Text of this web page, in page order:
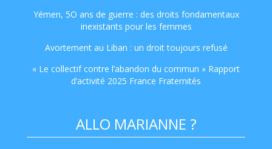
Yémen, 5O ans de guerre : des droits fondamentaux
inexistants pour les femmes
Avortement au Liban : un droit toujours refusé
« Le collectif contre l’abandon du commun » Rapport
d’activité 2025 France Fraternités
ALLO MARIANNE ?